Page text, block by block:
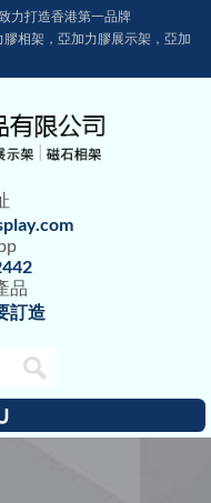
力打造香港第一品牌
相架，亞加力膠展示架，亞加
品
訂造